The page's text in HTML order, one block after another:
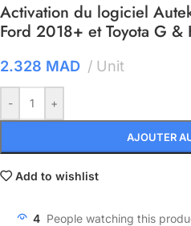
Activation du logiciel
Ford 2018+ et Toyota G &
2.328 MAD Unit
- +
AJOUTER
Add to wishlist
4 People watching this